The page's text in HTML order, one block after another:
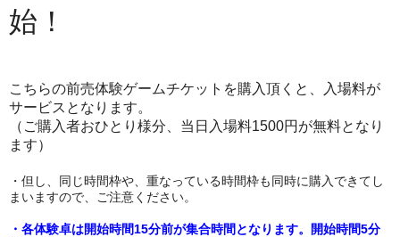
始！
こちらの前売体験ゲームチケットを購入頂くと、入場料が
サービスとなります。
（ご購入者おひとり様分 、当日入場料1500円が無料となり
ます）
・但し、同じ時間枠や、重なっている時間枠も同時に購入できてし
まいますので、ご注意ください。
・各体験卓は開始時間15分前が集合時間となります。開始時間5分